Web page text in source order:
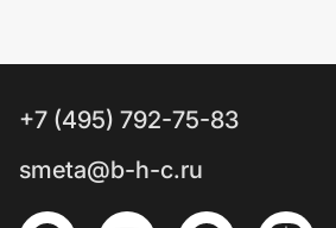
+7 (495) 792-75-83
smeta@b-h-c.ru